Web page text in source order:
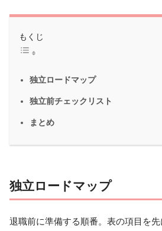
もくじ
独立ロードマップ
独立前チェックリスト
まとめ
独立ロードマップ
退職前に準備する順番。表の項目を